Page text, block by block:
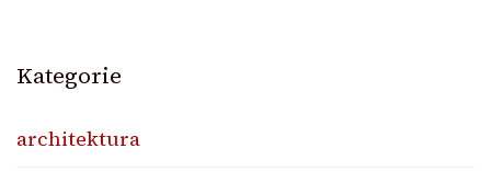
Kategorie
architektura